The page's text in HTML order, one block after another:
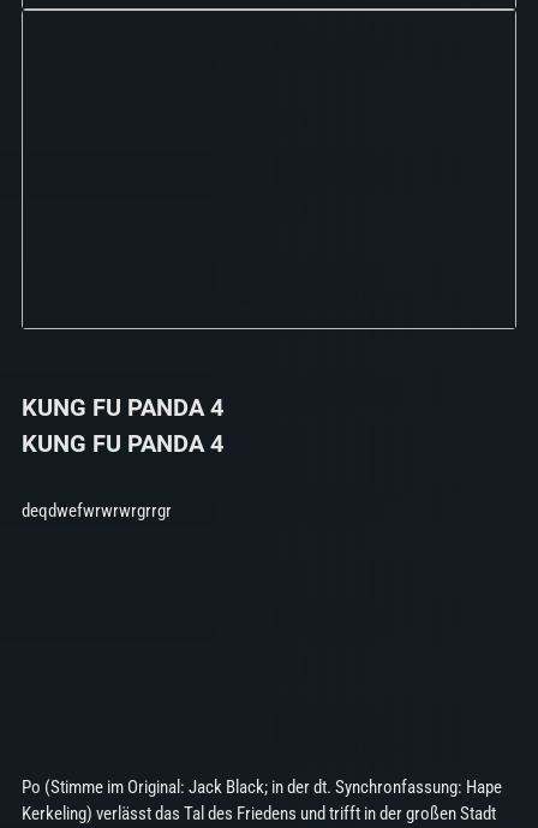
KUNG FU PANDA 4
KUNG FU PANDA 4
deqdwefwrwrwrgrrgr
Po (Stimme im Original: Jack Black; in der dt. Synchronfassung: Hape
Kerkeling) verlässt das Tal des Friedens und trifft in der großen Stadt